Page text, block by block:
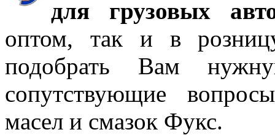
для грузовых
оптом, так и в
подобрать Вам
сопутствующие
масел и смазок Фукс.